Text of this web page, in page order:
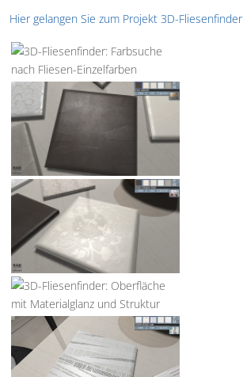
Hier gelangen Sie zum Projekt 3D-Fliesenfinder